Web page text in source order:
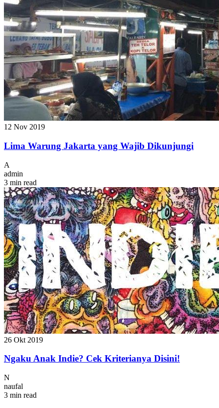
12 Nov 2019
Lima Warung Jakarta yang Wajib Dikunjungi
A
admin
3 min read
26 Okt 2019
Ngaku Anak Indie? Cek Kriterianya Disini!
N
naufal
3 min read